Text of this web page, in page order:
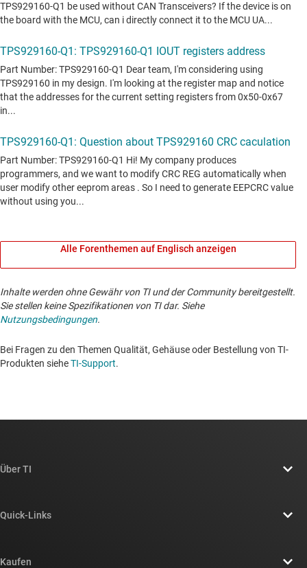
Alle Forenthemen auf Englisch anzeigen
Inhalte werden ohne Gewähr von TI und der Community bereitgestellt.
Sie stellen keine Spezifikationen von TI dar. Siehe
Nutzungsbedingungen.
Bei Fragen zu den Themen Qualität, Gehäuse oder Bestellung von TI-
Produkten sieheTI-Support. ​​​​​​​​​​​​​​
Über TI
Newsroom
Quick-Links
Kaufen